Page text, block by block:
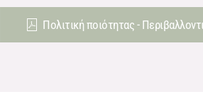
Πολιτική ποιότητας -